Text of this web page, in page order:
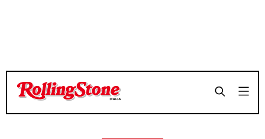
TEMPO DI LETTURA 3 MINUTI
TEMPO DI LETTURA 3 MINUTI